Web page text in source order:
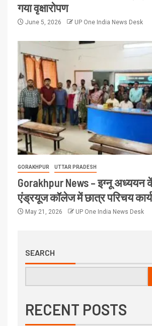
गया वृक्षारोपण
June 5, 2026 UP One India News Desk
GORAKHPUR UTTAR PRADESH
Gorakhpur News – इग्नू अध्ययन
एंड्रयूज कॉलेज में छात्र परिचय
May 21, 2026 UP One India News Desk
SEARCH
RECENT POSTS